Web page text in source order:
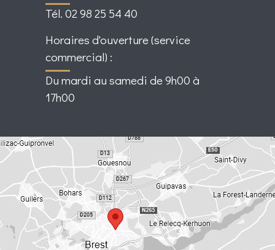
Tél. 02 98 25 54 40
Horaires d'ouverture (service
commercial) :
Du mardi au samedi de 9h00 à
17h00